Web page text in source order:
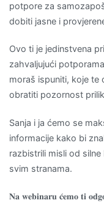
potpore za
dobiti jasne i
Ovo ti je jedinstvena
zahvaljujući
moraš ispuniti, koje te
obratiti pozornost
Sanja i ja ćemo se
informacije kako bi
razbistrili misli od
svim stranama.
𝐍𝐚 𝐰𝐞𝐛𝐢𝐧𝐚𝐫𝐮 𝐜́𝐞𝐦𝐨 𝐭𝐢